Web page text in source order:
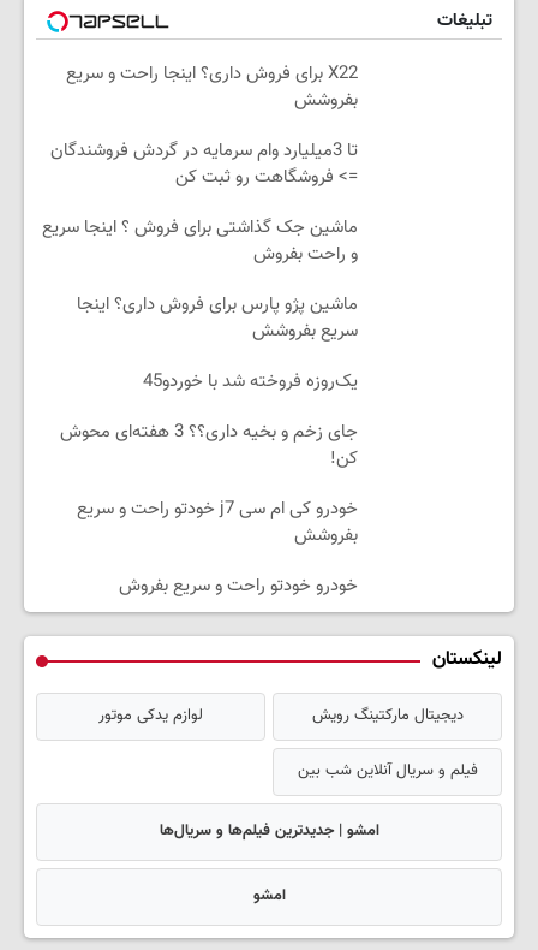
تبلیغات
X22 برای فروش داری؟ اینجا راحت و سریع
بفروشش
تا 3میلیارد وام سرمایه در گردش فروشندگان
=> فروشگاهت رو ثبت کن
ماشین جک گذاشتی برای فروش ؟ اینجا سریع
و راحت بفروش
ماشین پژو پارس برای فروش داری؟ اینجا
سریع بفروشش
یک‌روزه فروخته شد با خوردو45
جای زخم و بخیه داری؟؟ 3 هفته‌ای محوش
کن!
خودرو کی ام سی j7 خودتو راحت و سریع
بفروشش
خودرو خودتو راحت و سریع بفروش
لینکستان
دیجیتال مارکتینگ رویش لوازم یدکی موتور
فیلم و سریال آنلاین شب بین
امشو | جدیدترین فیلم‌ها و سریال‌ها
امشو